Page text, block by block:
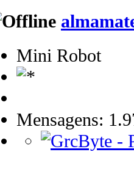
Mini Robot
Mensagens: